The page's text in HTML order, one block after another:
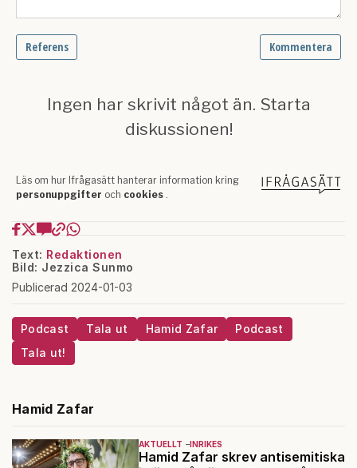
Text: Redaktionen
Bild: Jezzica Sunmo
Publicerad 2024-01-03
Podcast Tala ut Hamid Zafar
Podcast
Tala ut!
Hamid Zafar
AKTUELLT INRIKES
Hamid Zafar skrev antisemitiska